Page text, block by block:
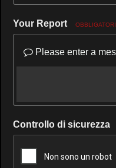
Your Report
Please enter a
Controllo di sicurezza